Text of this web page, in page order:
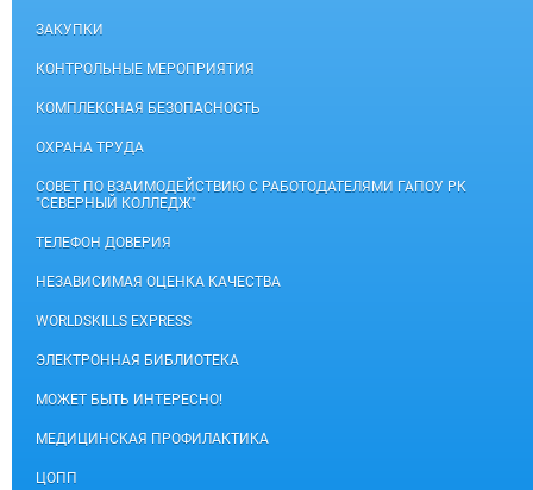
ЗАКУПКИ
КОНТРОЛЬНЫЕ МЕРОПРИЯТИЯ
КОМПЛЕКСНАЯ БЕЗОПАСНОСТЬ
ОХРАНА ТРУДА
СОВЕТ ПО ВЗАИМОДЕЙСТВИЮ С РАБОТОДАТЕЛЯМИ ГАПОУ РК
"СЕВЕРНЫЙ КОЛЛЕДЖ"
ТЕЛЕФОН ДОВЕРИЯ
НЕЗАВИСИМАЯ ОЦЕНКА КАЧЕСТВА
WORLDSKILLS EXPRESS
ЭЛЕКТРОННАЯ БИБЛИОТЕКА
МОЖЕТ БЫТЬ ИНТЕРЕСНО!
МЕДИЦИНСКАЯ ПРОФИЛАКТИКА
ЦОПП